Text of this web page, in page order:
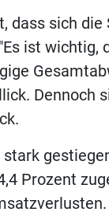
dass sich
ist wichtig,
Dennoch
Prozent